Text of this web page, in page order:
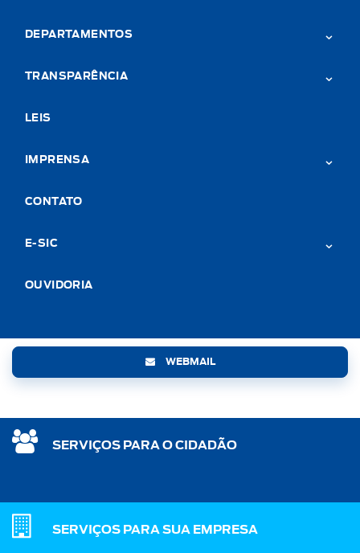
DEPARTAMENTOS
TRANSPARÊNCIA
LEIS
IMPRENSA
CONTATO
E-SIC
OUVIDORIA
WEBMAIL
SERVIÇOS PARA O CIDADÃO
SERVIÇOS PARA SUA EMPRESA